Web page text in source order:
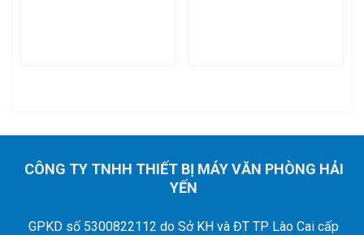
CÔNG TY TNHH THIẾT BỊ MÁY VĂN PHÒNG HẢI
YẾN
GPKD số 5300822112 do Sở KH và ĐT TP Lào Cai cấp